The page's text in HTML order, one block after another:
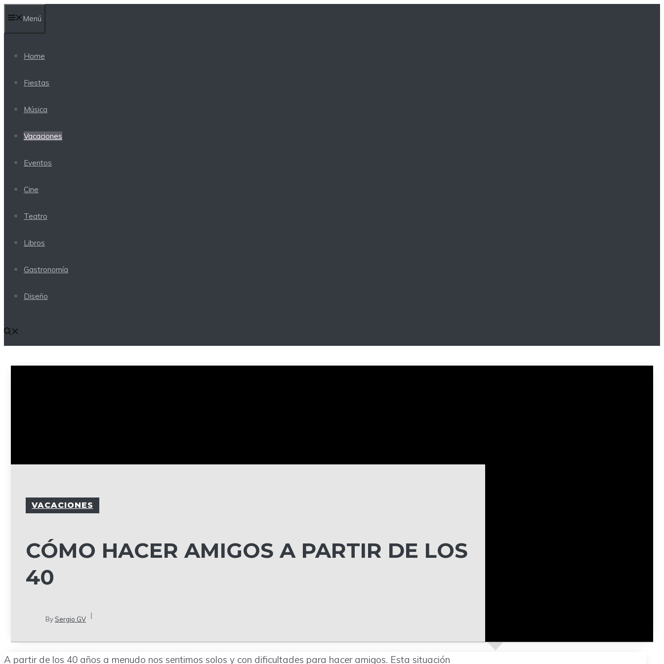
Menú
Home
Fiestas
Música
Vacaciones
Eventos
Cine
Teatro
Libros
Gastronomía
Diseño
VACACIONES
CÓMO HACER AMIGOS A PARTIR DE LOS
40
By Sergio GV
A partir de los 40 años a menudo nos sentimos solos y con dificultades para hacer amigos. Esta situación